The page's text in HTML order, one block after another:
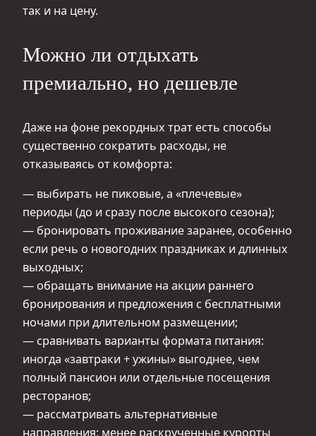
так и на цену.
Можно ли отдыхать
премиально, но дешевле
Даже на фоне рекордных трат есть способы
существенно сократить расходы, не
отказываясь от комфорта:
— выбирать не пиковые, а «плечевые»
периоды (до и сразу после высокого сезона);
— бронировать проживание заранее, особенно
если речь о новогодних праздниках и длинных
выходных;
— обращать внимание на акции раннего
бронирования и предложения с бесплатными
ночами при длительном размещении;
— сравнивать варианты формата питания:
иногда «завтраки + ужины» выгоднее, чем
полный пансион или отдельные посещения
ресторанов;
— рассматривать альтернативные
направления: менее раскрученные курорты